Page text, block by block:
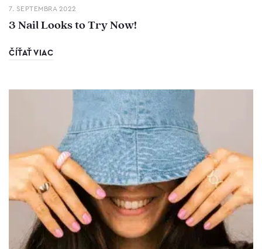
7. SEPTEMBRA 2022
3 Nail Looks to Try Now!
ČÍŤAŤ VIAC